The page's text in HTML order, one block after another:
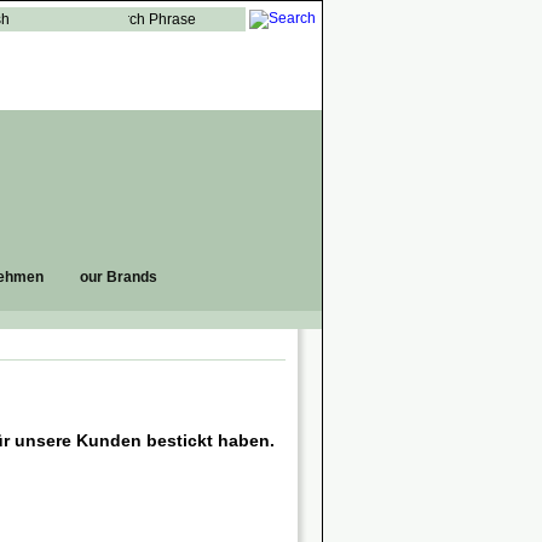
our Brands
unsere Kunden bestickt haben.